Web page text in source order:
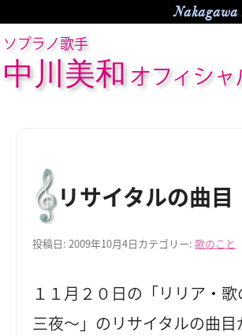
ソプラノ歌手
中川美和 オフィシャ
リサイタルの曲目
投稿日:2009年10月4日カテゴリー:歌のこと
１１月２０日の「リリア・
三夜～」のリサイタルの曲目